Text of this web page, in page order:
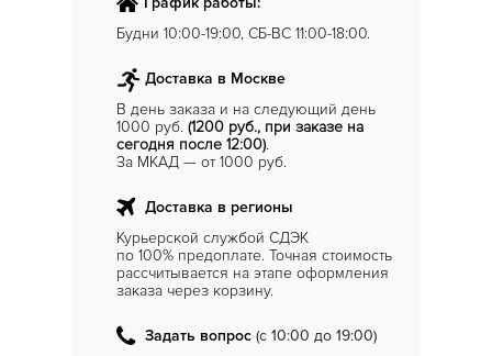
Будни 10:00-19:00, СБ-ВС 11:00-18:00.
Доставка в Москве
В день заказа и на следующий день
1000 руб. (1200 руб., при заказе на
сегодня после 12:00).
За МКАД — от 1000 руб.
Доставка в регионы
Курьерской службой СДЭК
по 100% предоплате. Точная стоимость
рассчитывается на этапе оформления
заказа через корзину.
Задать вопрос (с 10:00 до 19:00)